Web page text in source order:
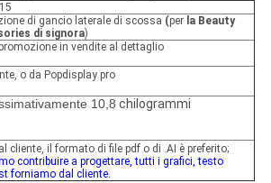
di gancio laterale di scossa (per la Beauty
di signora)
in vendite al dettaglio
o da Popdisplay pro
10,8 chilogrammi
cliente, il formato di file pdf o di .AI è preferito;
contribuire a progettare, tutti i grafici, testo
forniamo dal cliente.